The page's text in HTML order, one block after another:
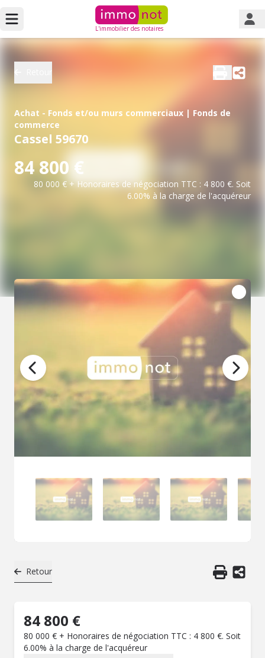
L'immobilier des notaires
Achat - Fonds et/ou murs commerciaux | Fonds de
commerce
Cassel 59670
84 800 €
80 000 € + Honoraires de négociation TTC : 4 800 €. Soit
6.00% à la charge de l'acquéreur
Retour
84 800 €
80 000 € + Honoraires de négociation TTC : 4 800 €. Soit
6.00% à la charge de l'acquéreur